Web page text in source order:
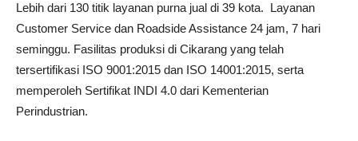
Lebih dari 130 titik layanan purna jual di 39 kota. Layanan
Customer Service dan Roadside Assistance 24 jam, 7 hari
seminggu. Fasilitas produksi di Cikarang yang telah
tersertifikasi ISO 9001:2015 dan ISO 14001:2015, serta
memperoleh Sertifikat INDI 4.0 dari Kementerian
Perindustrian.